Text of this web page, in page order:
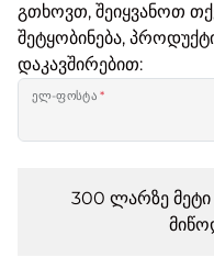
გთხოვთ, შეიყვანოთ
შეტყობინება,
დაკავშირებით:
ელ-ფოსტა*
300 ლარზე მეტი